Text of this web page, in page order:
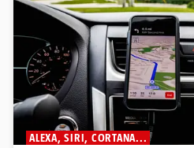
ALEXA, SIRI, CORTANA...